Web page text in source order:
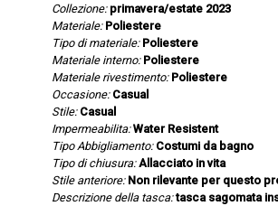
Collezione: primavera/estate 2023
Materiale: Poliestere
Tipo di materiale: Poliestere
Materiale interno: Poliestere
Materiale rivestimento: Poliestere
Occasione: Casual
Stile: Casual
Impermeabilita: Water Resistent
Tipo Abbigliamento: Costumi da bagno
Tipo di chiusura: Allacciato in vita
Stile anteriore: Non rilevante per questo
Descrizione della tasca: tasca sagomata